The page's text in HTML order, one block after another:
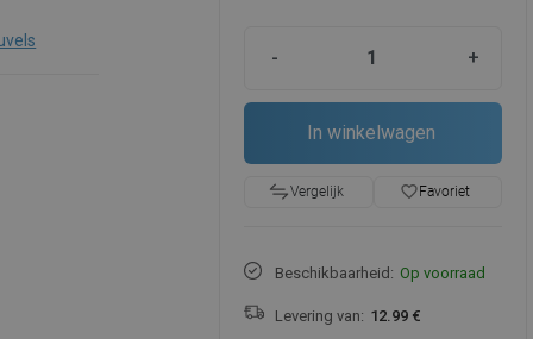
- +
In winkelwagen
Vergelijk favorite_borderFavoriet
Beschikbaarheid: Op voorraad
Levering van: 12.99 €